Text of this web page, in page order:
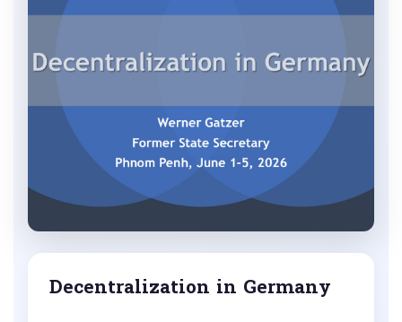
Decentralization in Germany